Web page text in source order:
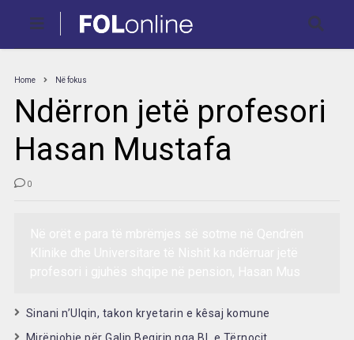
Home Në fokus
Ndërron jetë profesori
Hasan Mustafa
0
Sinani n’Ulqin, takon kryetarin e kêsaj komune